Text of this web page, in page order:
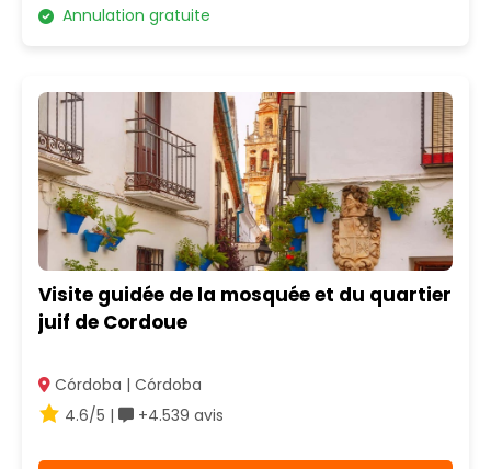
Annulation gratuite
Visite guidée de la mosquée et du quartier
juif de Cordoue
Córdoba | Córdoba
4.6/5 |
+4.539 avis